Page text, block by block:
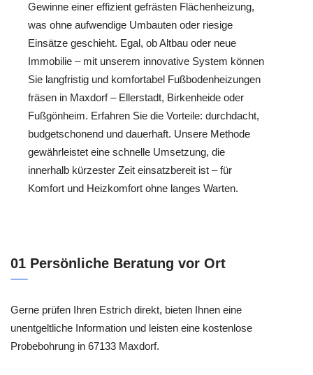
Gewinne einer effizient gefrästen Flächenheizung,
was ohne aufwendige Umbauten oder riesige
Einsätze geschieht. Egal, ob Altbau oder neue
Immobilie – mit unserem innovative System können
Sie langfristig und komfortabel Fußbodenheizungen
fräsen in Maxdorf – Ellerstadt, Birkenheide oder
Fußgönheim. Erfahren Sie die Vorteile: durchdacht,
budgetschonend und dauerhaft. Unsere Methode
gewährleistet eine schnelle Umsetzung, die
innerhalb kürzester Zeit einsatzbereit ist – für
Komfort und Heizkomfort ohne langes Warten.
01 Persönliche Beratung vor Ort
Gerne prüfen Ihren Estrich direkt, bieten Ihnen eine
unentgeltliche Information und leisten eine kostenlose
Probebohrung in 67133 Maxdorf.